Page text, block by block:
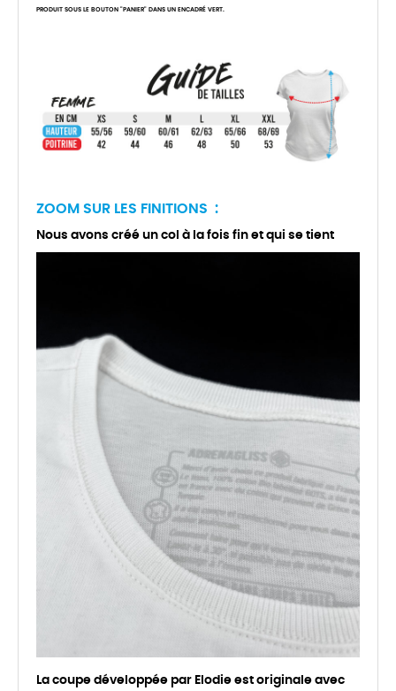
PRODUIT SOUS LE BOUTON "PANIER" DANS UN ENCADRÉ VERT.
ZOOM SUR LES FINITIONS :
Nous avons créé un col à la fois fin et qui se tient
La coupe développée par Elodie est originale avec